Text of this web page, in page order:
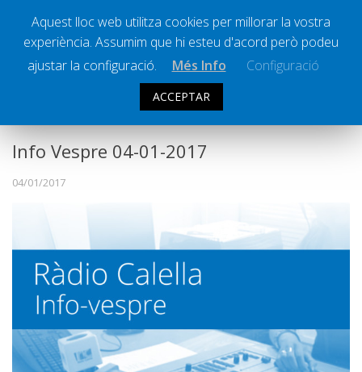
Societat
Successos
La Banqueta
Transmissions Esportives
Pòdcasts
Vídeos
Graella
Ràdio Calella Televisió
Info Vespre 04-01-2017
04/01/2017
Aquest lloc web utilitza cookies per millorar la vostra
experiència. Assumim que hi esteu d'acord però podeu
ajustar la configuració.
Més Info Configuració
ACCEPTAR